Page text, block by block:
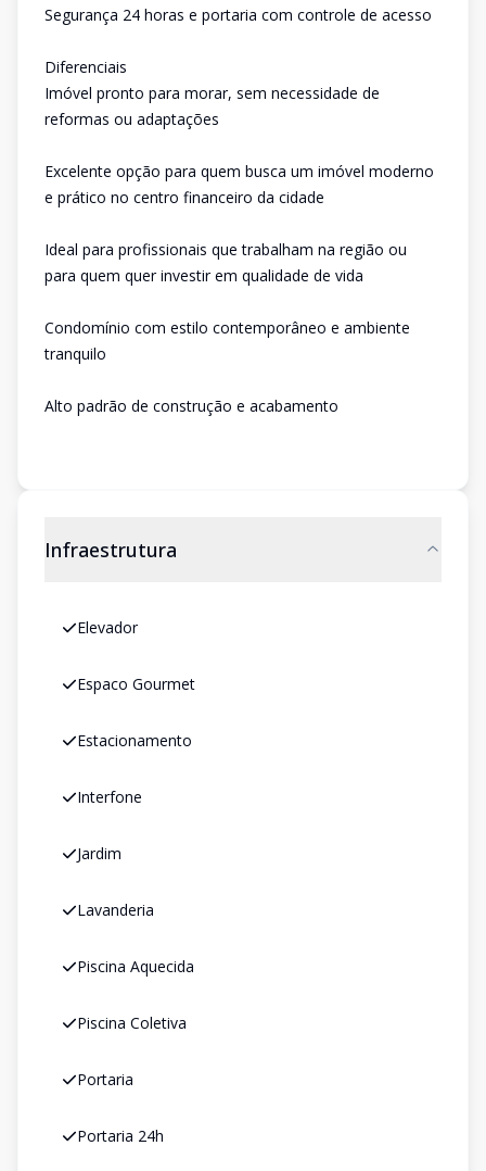
Segurança 24 horas e portaria com controle de acesso
Diferenciais
Imóvel pronto para morar, sem necessidade de
reformas ou adaptações
Excelente opção para quem busca um imóvel moderno
e prático no centro financeiro da cidade
Ideal para profissionais que trabalham na região ou
para quem quer investir em qualidade de vida
Condomínio com estilo contemporâneo e ambiente
tranquilo
Alto padrão de construção e acabamento
Infraestrutura
Elevador
Espaco Gourmet
Estacionamento
Interfone
Jardim
Lavanderia
Piscina Aquecida
Piscina Coletiva
Portaria
Portaria 24h